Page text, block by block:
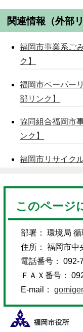
関連情報（外部リ
福岡市事業系ご
ク】
福岡市ペーパー
部リンク】
協同組合福岡市
ンク】
福岡市リサイク
このページ
部署： 環境局
住所： 福岡市中
電話番号： 092-
ＦＡＸ番号：
E-mail：